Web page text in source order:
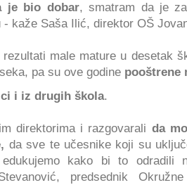
je bio dobar, smatram da je
- kaže Saša Ilić, direktor OŠ
rezultati male mature u desetak
pa su ove godine pooštrene
i iz drugih škola.
direktorima i razgovarali da
da sve te učesnike koji su
kako bi to odradili
predsednik